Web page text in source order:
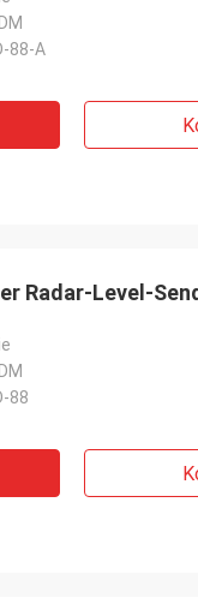
88-A
Radar-Level-
88